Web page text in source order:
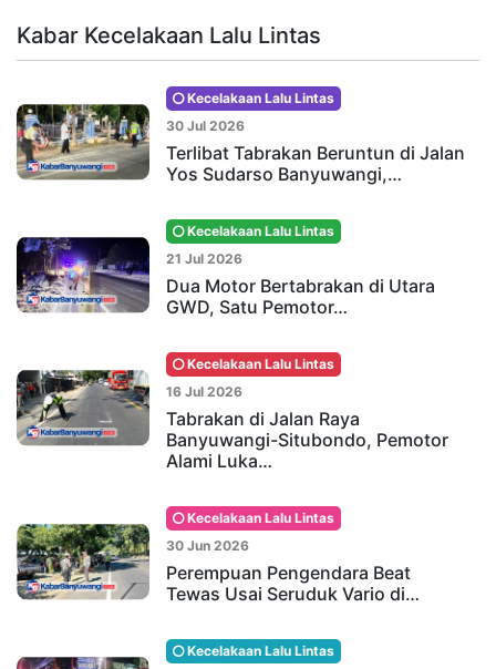
Kabar Kecelakaan Lalu Lintas
Kecelakaan Lalu Lintas
30 Jul 2026
Terlibat Tabrakan Beruntun di Jalan
Yos Sudarso Banyuwangi,…
Kecelakaan Lalu Lintas
21 Jul 2026
Dua Motor Bertabrakan di Utara
GWD, Satu Pemotor…
Kecelakaan Lalu Lintas
16 Jul 2026
Tabrakan di Jalan Raya
Banyuwangi-Situbondo, Pemotor
Alami Luka…
Kecelakaan Lalu Lintas
30 Jun 2026
Perempuan Pengendara Beat
Tewas Usai Seruduk Vario di…
Kecelakaan Lalu Lintas